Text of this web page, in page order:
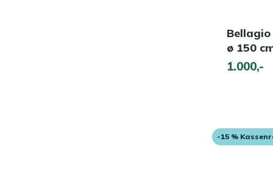
ø 150
1.000,-
-15 %